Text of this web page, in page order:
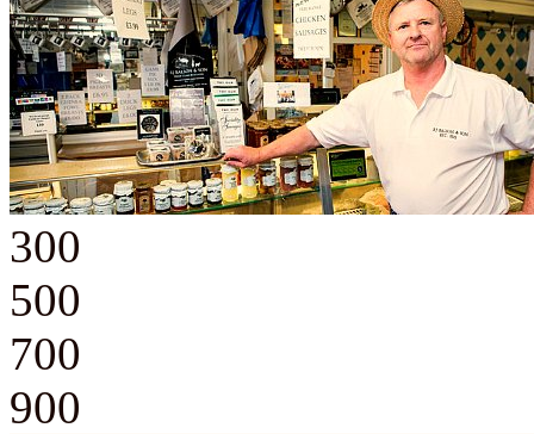
300
500
700
900